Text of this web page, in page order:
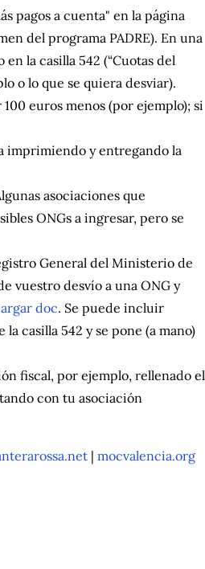
pagos a cuenta" en la página
del programa PADRE). En una
la casilla 542 (“Cuotas del
o lo que se quiera desviar).
euros menos (por ejemplo); si
imprimiendo y entregando la
asociaciones que
ONGs a ingresar, pero se
General del Ministerio de
vuestro desvío a una ONG y
doc. Se puede incluir
casilla 542 y se pone (a mano)
fiscal, por ejemplo, rellenado el
con tu asociación
| mocvalencia.org